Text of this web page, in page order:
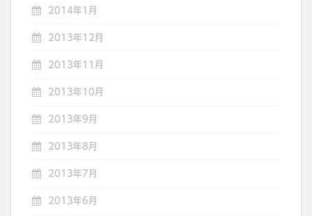
2014年1月
2013年12月
2013年11月
2013年10月
2013年9月
2013年8月
2013年7月
2013年6月